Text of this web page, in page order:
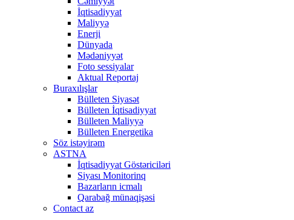
İqtisadiyyat
Maliyyə
Enerji
Dünyada
Mədəniyyət
Foto sessiyalar
Aktual Reportaj
Buraxılışlar
Bülleten Siyasət
Bülleten İqtisadiyyat
Bülleten Maliyyə
Bülleten Energetika
Söz istəyirəm
ASTNA
İqtisadiyyat Göstəriciləri
Siyası Monitorinq
Bazarların icmalı
Qarabağ münaqişəsi
Contact az